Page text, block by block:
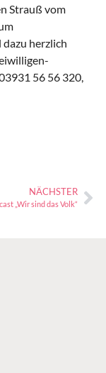
Strauß vom
herzlich
56 56 320,
NÄCHSTER
„Wir sind das Volk“